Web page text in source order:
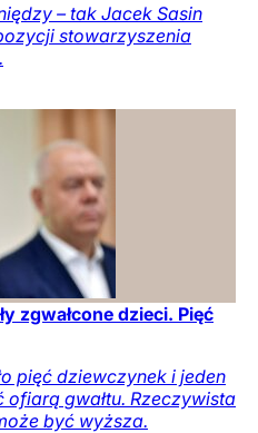
– tak Jacek Sasin
stowarzyszenia
zgwałcone dzieci. Pięć
pięć dziewczynek i jeden
ofiarą gwałtu. Rzeczywista
być wyższa.